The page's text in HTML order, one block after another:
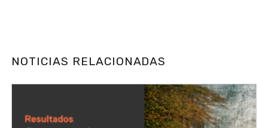
NOTICIAS RELACIONADAS